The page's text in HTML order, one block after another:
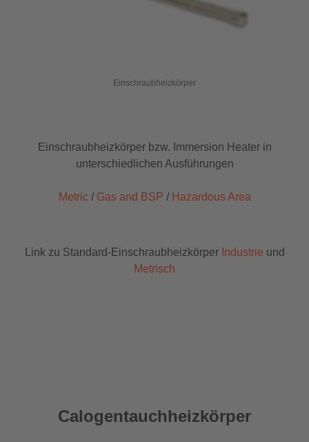
Einschraubheizkörper
Einschraubheizkörper bzw. Immersion Heater in
unterschiedlichen Ausführungen
Metric/ Gas and BSP / Hazardous Area
Link zu Standard-Einschraubheizkörper Industrie und
Metrisch
Calogentauchheizkörper